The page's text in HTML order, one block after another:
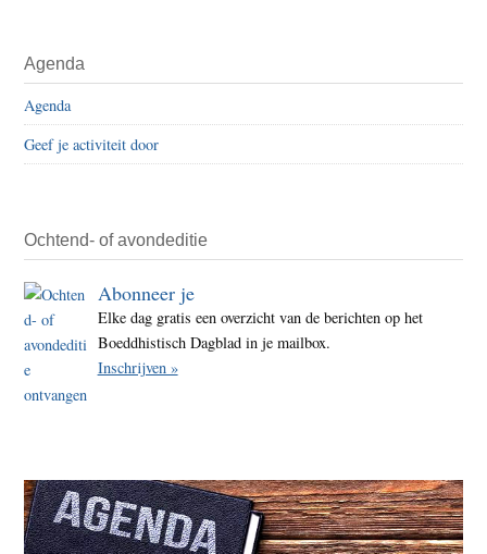
Agenda
Agenda
Geef je activiteit door
Ochtend- of avondeditie
Abonneer je
Elke dag gratis een overzicht van de berichten op het
Boeddhistisch Dagblad in je mailbox.
Inschrijven »